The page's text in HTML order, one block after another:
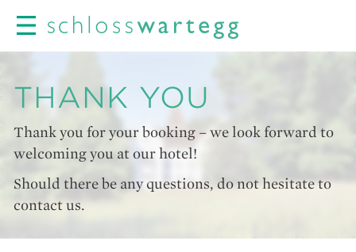
THANK YOU
Thank you for your booking – we look forward to
welcoming you at our hotel!
Should there be any questions, do not hesitate to
contact us.